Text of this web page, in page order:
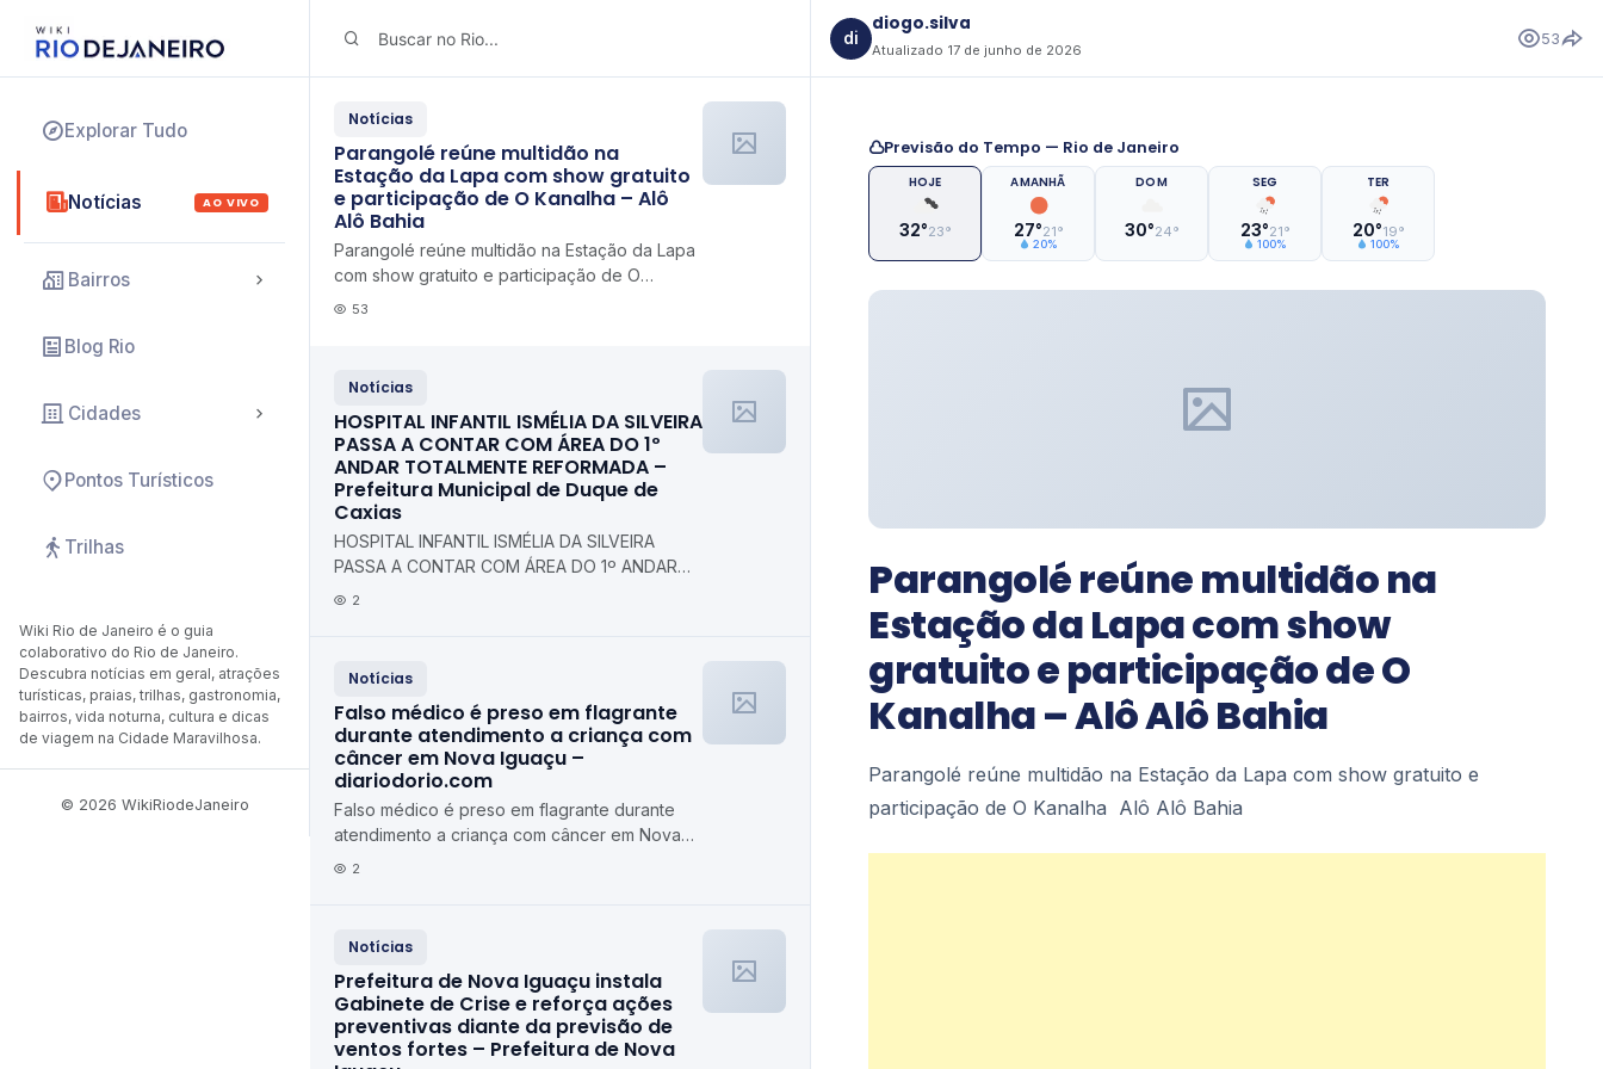
Explorar Tudo
Notícias AO VIVO
Bairros
Blog Rio
Cidades
Pontos Turísticos
Trilhas
Wiki Rio de Janeiro é o guia
colaborativo do Rio de Janeiro.
Descubra notícias em geral, atrações
turísticas, praias, trilhas, gastronomia,
bairros, vida noturna, cultura e dicas
de viagem na Cidade Maravilhosa.
© 2026 WikiRiodeJaneiro
Notícias
Parangolé reúne multidão na
Estação da Lapa com show gratuito
e participação de O Kanalha – Alô
Alô Bahia
Parangolé reúne multidão na Estação da Lapa
com show gratuito e participação de O
Kanalha Alô Alô Bahia
53
Notícias
HOSPITAL INFANTIL ISMÉLIA DA SILVEIRA
PASSA A CONTAR COM ÁREA DO 1º
ANDAR TOTALMENTE REFORMADA –
Prefeitura Municipal de Duque de
Caxias
HOSPITAL INFANTIL ISMÉLIA DA SILVEIRA
PASSA A CONTAR COM ÁREA DO 1º ANDAR
TOTALMENTE REFORMADA Prefeitura
2
Notícias
Falso médico é preso em flagrante
durante atendimento a criança com
câncer em Nova Iguaçu –
diariodorio.com
Falso médico é preso em flagrante durante
atendimento a criança com câncer em Nova
Iguaçu diariodorio.com
2
Notícias
Prefeitura de Nova Iguaçu instala
Gabinete de Crise e reforça ações
preventivas diante da previsão de
ventos fortes – Prefeitura de Nova
di
diogo.silva
Atualizado 17 de junho de 2026
53
Previsão do Tempo — Rio de Janeiro
HOJE
32°23°
AMANHÃ
27°21°
20%
DOM
30°24°
SEG
23°21°
100%
TER
20°19°
100%
Parangolé reúne multidão na
Estação da Lapa com show
gratuito e participação de O
Kanalha – Alô Alô Bahia
Parangolé reúne multidão na Estação da Lapa com show gratuito e
participação de O Kanalha Alô Alô Bahia